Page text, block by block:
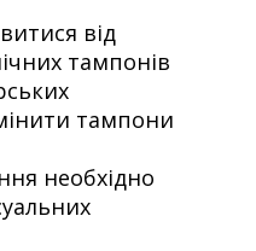
від
тампонів
тампони
необхідно